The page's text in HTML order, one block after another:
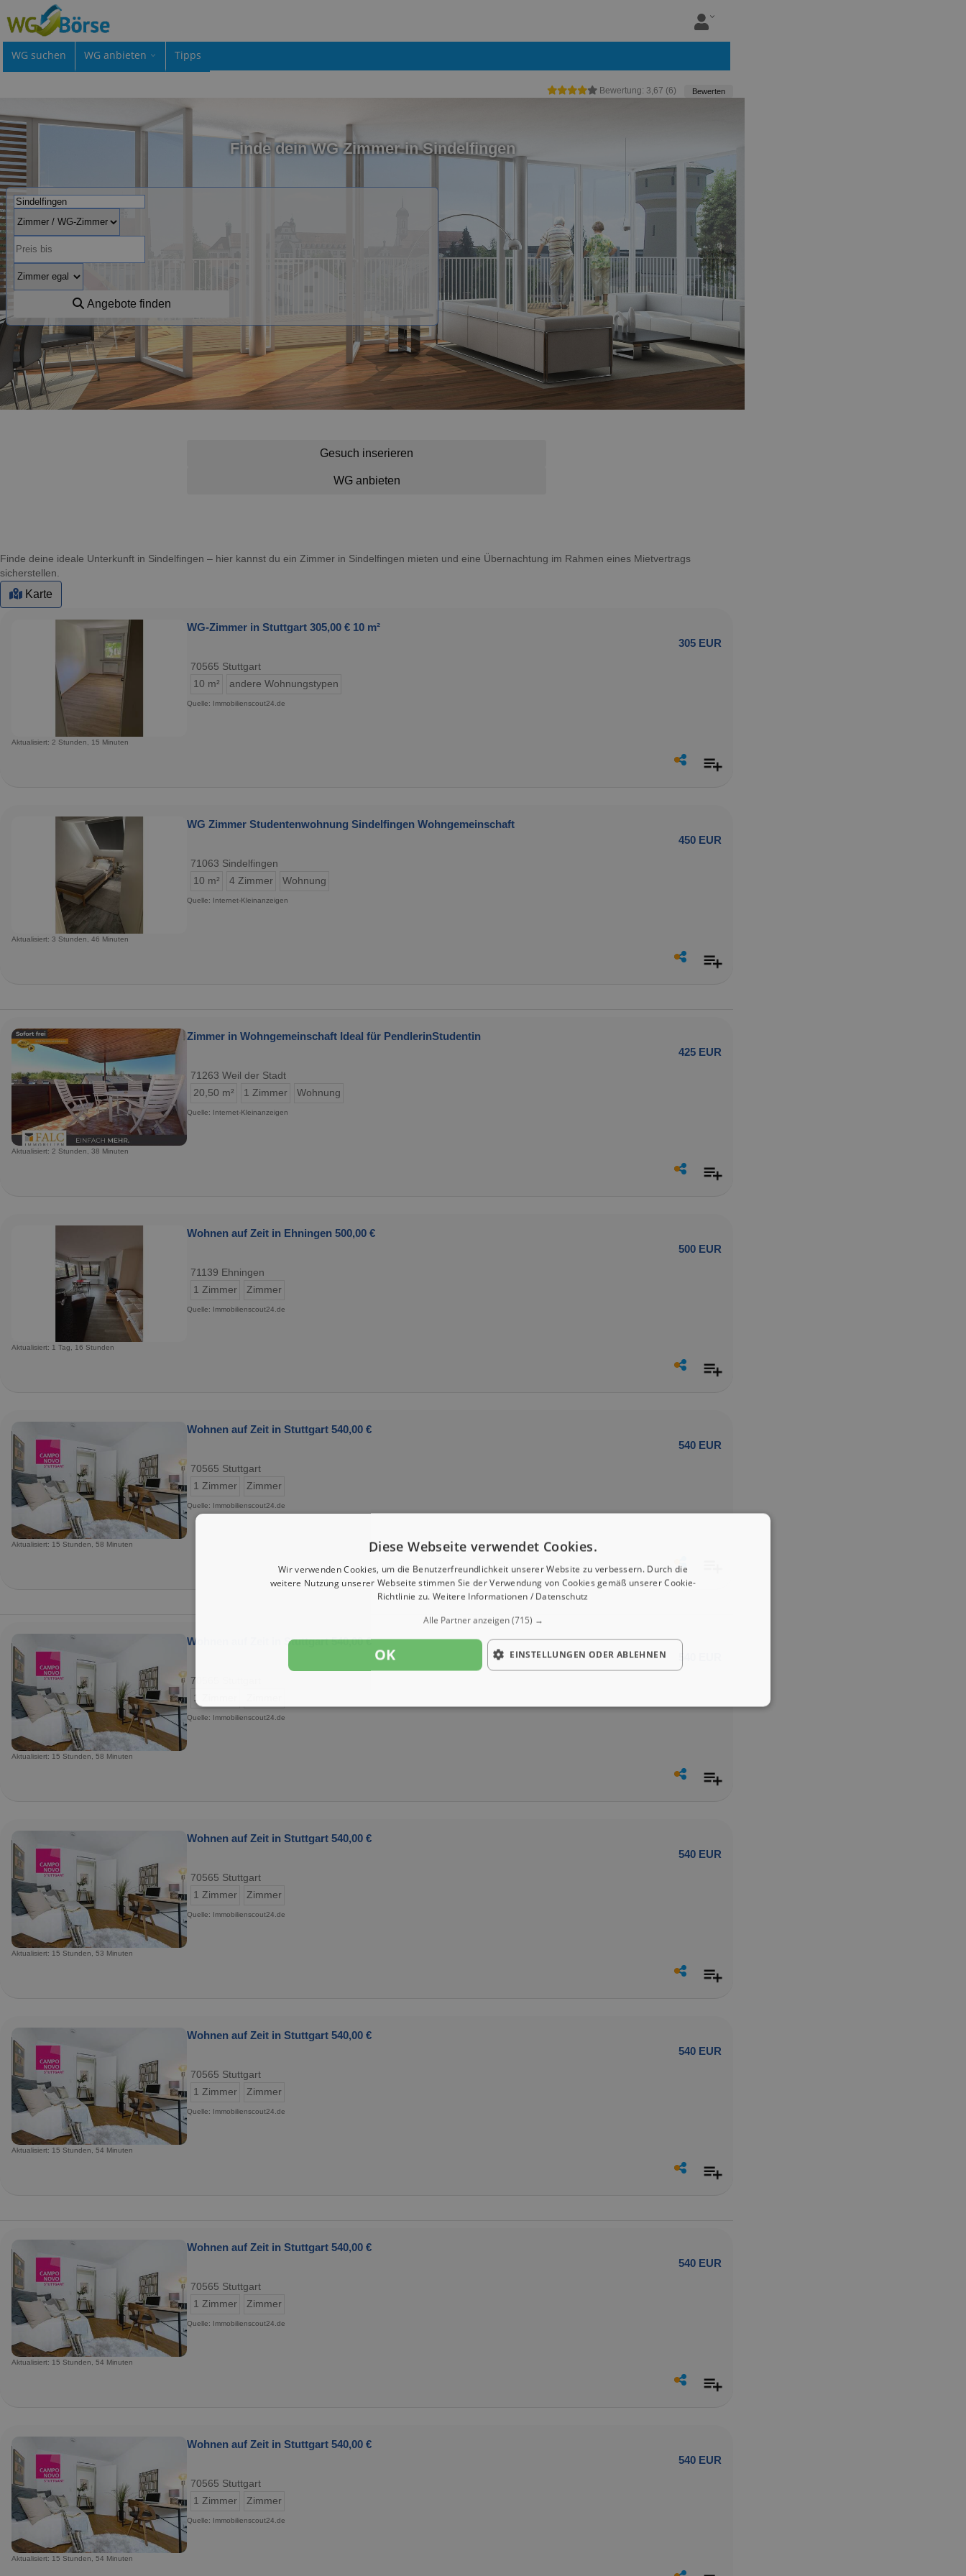
WG suchen WG anbieten Tipps
Bewertung: 3,67 (6) Bewerten
Finde dein WG Zimmer in Sindelfingen
Angebote finden
Gesuch inserieren
WG anbieten
Finde deine ideale Unterkunft in Sindelfingen – hier kannst du ein Zimmer in Sindelfingen mieten und eine Übernachtung im Rahmen eines Mietvertrags
sicherstellen.
Karte
WG-Zimmer in Stuttgart 305,00 € 10 m²
305 EUR
70565 Stuttgart
10 m²
andere Wohnungstypen
Quelle: Immobilienscout24.de
Aktualisiert: 2 Stunden, 15 Minuten
WG Zimmer Studentenwohnung Sindelfingen Wohngemeinschaft
450 EUR
71063 Sindelfingen
10 m²
4 Zimmer Wohnung
Quelle: Internet-Kleinanzeigen
Aktualisiert: 3 Stunden, 46 Minuten
Zimmer in Wohngemeinschaft Ideal für PendlerinStudentin
425 EUR
71263 Weil der Stadt
20,50 m²
1 Zimmer Wohnung
Quelle: Internet-Kleinanzeigen
Aktualisiert: 2 Stunden, 38 Minuten
Wohnen auf Zeit in Ehningen 500,00 €
500 EUR
71139 Ehningen
1 Zimmer
Zimmer
Quelle: Immobilienscout24.de
Aktualisiert: 1 Tag, 16 Stunden
Wohnen auf Zeit in Stuttgart 540,00 €
540 EUR
70565 Stuttgart
1 Zimmer
Zimmer
Quelle: Immobilienscout24.de
Aktualisiert: 15 Stunden, 58 Minuten
Wohnen auf Zeit in Stuttgart 540,00 €
70565 Stuttgart
1 Zimmer
Quelle: Immobilienscout24.de
Aktualisiert: 15 Stunden, 58 Minuten
Wohnen auf Zeit in Stuttgart 540,00 €
540 EUR
70565 Stuttgart
1 Zimmer
Zimmer
Quelle: Immobilienscout24.de
Aktualisiert: 15 Stunden, 53 Minuten
Wohnen auf Zeit in Stuttgart 540,00 €
540 EUR
70565 Stuttgart
1 Zimmer
Zimmer
Quelle: Immobilienscout24.de
Aktualisiert: 15 Stunden, 54 Minuten
Wohnen auf Zeit in Stuttgart 540,00 €
540 EUR
70565 Stuttgart
1 Zimmer
Zimmer
Quelle: Immobilienscout24.de
Aktualisiert: 15 Stunden, 54 Minuten
Wohnen auf Zeit in Stuttgart 540,00 €
540 EUR
70565 Stuttgart
1 Zimmer
Zimmer
Quelle: Immobilienscout24.de
Aktualisiert: 15 Stunden, 54 Minuten
Diese Webseite verwendet Cookies.
Wir verwenden Cookies, um die Benutzerfreundlichkeit unserer Website zu verbessern. Durch die
weitere Nutzung unserer Webseite stimmen Sie der Verwendung von Cookies gemäß unserer Cookie-
Richtlinie zu. Weitere Informationen / Datenschutz
Alle Partner anzeigen(715) →
OK EINSTELLUNGEN ODER ABLEHNEN